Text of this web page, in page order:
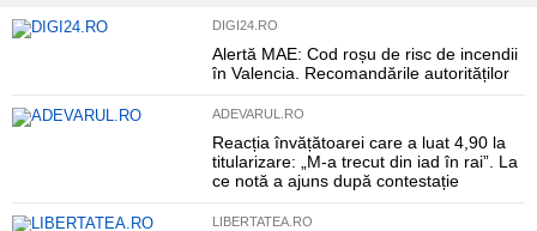
DIGI24.RO
Alertă MAE: Cod roșu de risc de incendii
în Valencia. Recomandările autorităților
ADEVARUL.RO
Reacția învățătoarei care a luat 4,90 la
titularizare: „M-a trecut din iad în rai”. La
ce notă a ajuns după contestație
LIBERTATEA.RO